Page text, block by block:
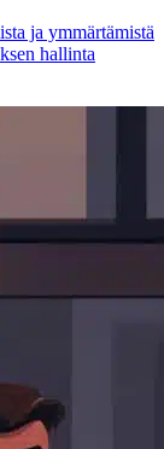
ja ymmärtämistä
hallinta